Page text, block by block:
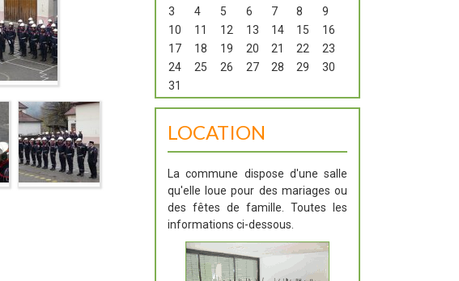
3
4 5 6 7 8
9
10
11 12 13 14 15
16
17
18 19 20 21 22
23
24
25 26 27 28 29
30
31
LOCATION
La commune dispose d'une salle
qu'elle loue pour des mariages ou
des fêtes de famille. Toutes les
informations ci-dessous.